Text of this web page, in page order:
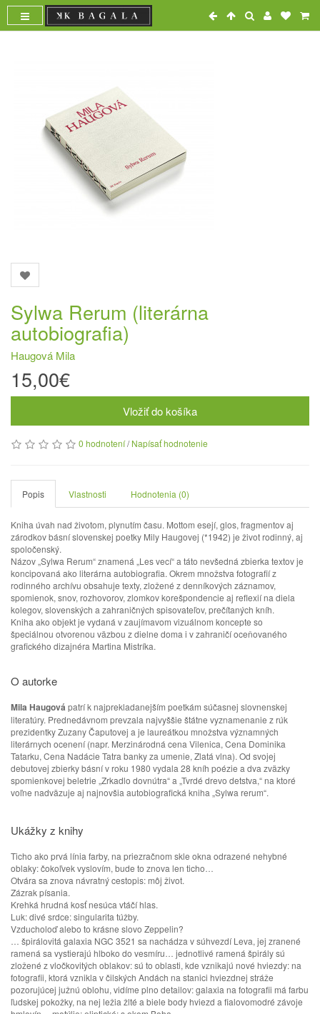
Sylwa Rerum (literárna
autobiografia)
Haugová Mila
15,00€
Vložiť do košíka
0 hodnotení/Napísať hodnotenie
Popis Vlastnosti Hodnotenia (0)
Kniha úvah nad životom, plynutím času. Mottom esejí, glos, fragmentov aj
zárodkov básní slovenskej poetky Mily Haugovej (*1942) je život rodinný, aj
spoločenský.
Názov „Sylwa Rerum“ znamená „Les vecí“ a táto nevšedná zbierka textov je
koncipovaná ako literárna autobiografia. Okrem množstva fotografií z
rodinného archívu obsahuje texty, zložené z denníkových záznamov,
spomienok, snov, rozhovorov, zlomkov korešpondencie aj reflexií na diela
kolegov, slovenských a zahraničných spisovateľov, prečítaných kníh.
Kniha ako objekt je vydaná v zaujímavom vizuálnom koncepte so
špeciálnou otvorenou väzbou z dielne doma i v zahraničí oceňovaného
grafického dizajnéra Martina Mistríka.
O autorke
Mila Haugová patrí k najprekladanejším poetkám súčasnej slovnenskej
literatúry. Prednedávnom prevzala najvyššie štátne vyznamenanie z rúk
prezidentky Zuzany Čaputovej a je laureátkou množstva významných
literárnych ocenení (napr. Merzinárodná cena Vilenica, Cena Dominika
Tatarku, Cena Nadácie Tatra banky za umenie, Zlatá vlna). Od svojej
debutovej zbierky básní v roku 1980 vydala 28 kníh poézie a dva zväzky
spomienkovej beletrie „Zrkadlo dovnútra“ a „Tvrdé drevo detstva,“ na ktoré
voľne nadväzuje aj najnovšia autobiografická kniha „Sylwa rerum“.
Ukážky z knihy
Ticho ako prvá línia farby, na priezračnom skle okna odrazené nehybné
oblaky: čokoľvek vyslovím, bude to znova len ticho…
Otvára sa znova návratný cestopis: môj život.
Zázrak písania.
Krehká hrudná kosť nesúca vtáčí hlas.
Luk: divé srdce: singularita túžby.
Vzducholoď alebo to krásne slovo Zeppelin?
… špirálovitá galaxia NGC 3521 sa nachádza v súhvezdí Leva, jej zranené
ramená sa vystierajú hlboko do vesmíru… jednotlivé ramená špirály sú
zložené z vločkovitých oblakov: sú to oblasti, kde vznikajú nové hviezdy: na
fotografii, ktorá vznikla v čilských Andách na stanici hviezdnej stráže
pozorujúcej južnú oblohu, vidíme plno detailov: galaxia na fotografii má farbu
ľudskej pokožky, na nej ležia žlté a biele body hviezd a fialovomodré závoje